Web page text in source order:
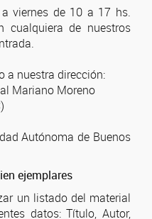
viernes de 10 a 17 hs.
cualquiera de nuestros
a nuestra dirección:
Mariano Moreno
Autónoma de Buenos
ejemplares
un listado del material
datos: Título, Autor,